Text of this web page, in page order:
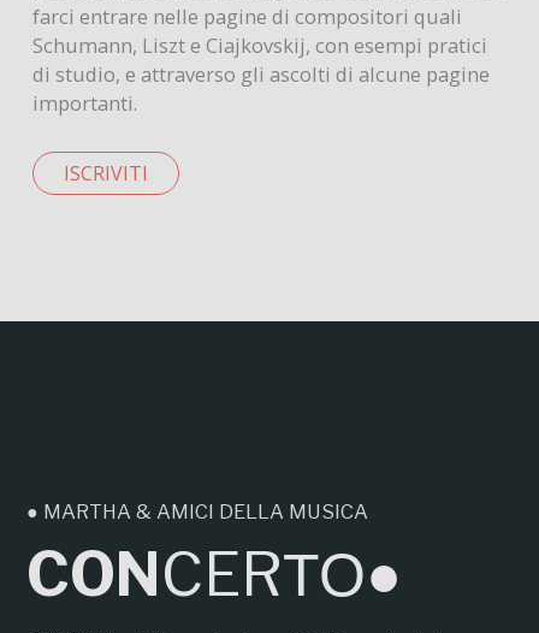
farci entrare nelle pagine di compositori quali
Schumann, Liszt e Ciajkovskij, con esempi pratici
di studio, e attraverso gli ascolti di alcune pagine
importanti.
ISCRIVITI
● MARTHA & AMICI DELLA MUSICA
CONCERTO●